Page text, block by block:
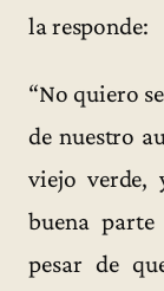
la responde:
“No quiero
de nuestro
viejo verde,
buena
pesar de